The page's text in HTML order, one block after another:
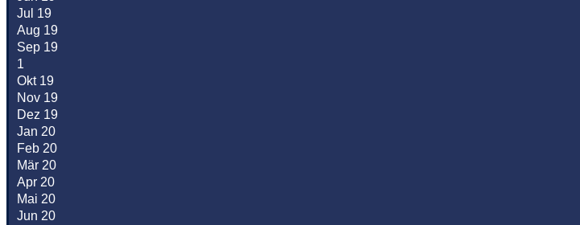
Jul 19
Aug 19
Sep 19
1
Okt 19
Nov 19
Dez 19
Jan 20
Feb 20
Mär 20
Apr 20
Mai 20
Jun 20